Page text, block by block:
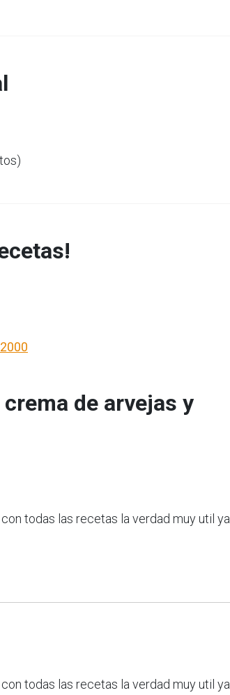
de arvejas y
todas las recetas la verdad muy util ya
todas las recetas la verdad muy util ya